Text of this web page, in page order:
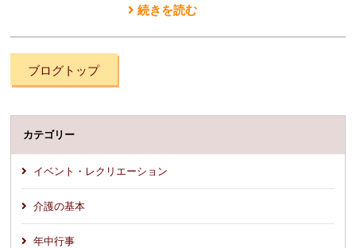
続きを読む
ブログトップ
カテゴリー
イベント・レクリエーション
介護の基本
年中行事